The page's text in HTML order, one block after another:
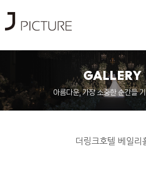
GALLERY
아름다운, 가장 소중한 순간을
더링크호텔 베일리